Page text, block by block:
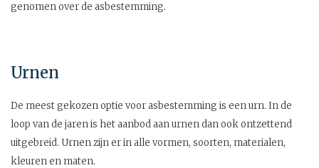
genomen over de asbestemming.
Urnen
De meest gekozen optie voor asbestemming is een urn. In de
loop van de jaren is het aanbod aan urnen dan ook ontzettend
uitgebreid. Urnen zijn er in alle vormen, soorten, materialen,
kleuren en maten.